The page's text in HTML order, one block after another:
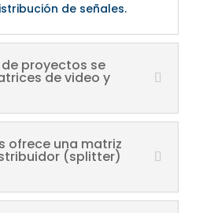
de señales.
proyectos se
de video y
ofrece una matriz
(splitter)